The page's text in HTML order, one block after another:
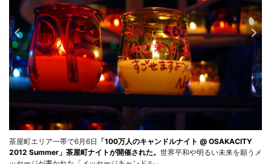
茶屋町エリア一帯で6月6日 「100万人のキャンドルナイト @ OSAKACITY
2012 Summer」茶屋町ナイトが開催された。 世界平和や明るい未来を願うメ